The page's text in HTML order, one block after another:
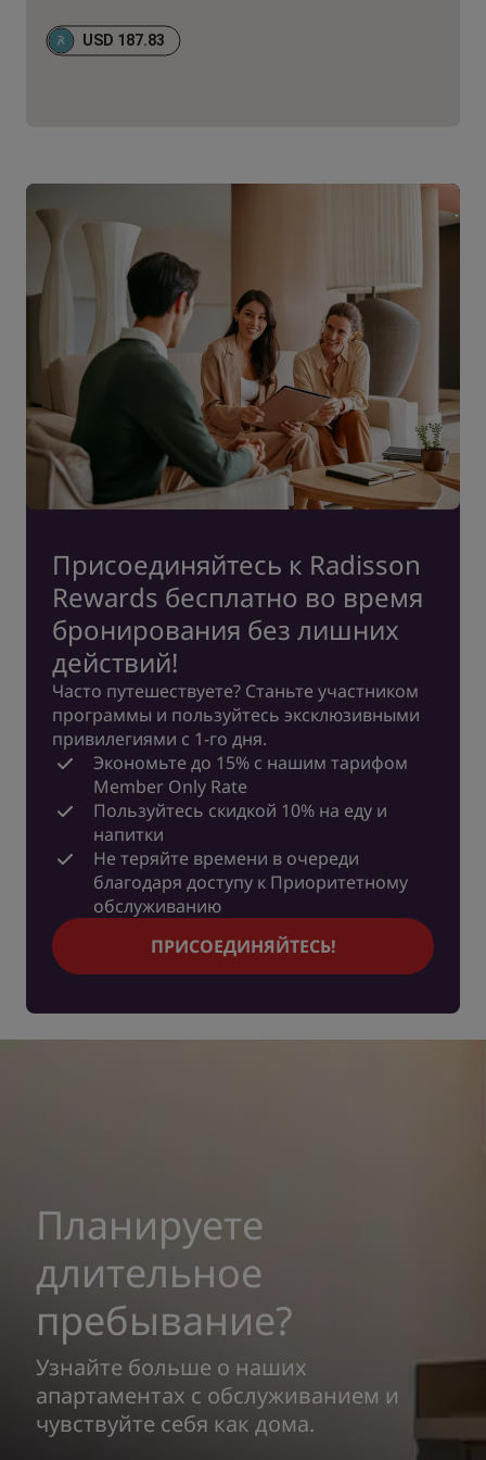
USD 187.83
Присоединяйтесь к Radisson
Rewards бесплатно во время
бронирования без лишних
действий!
Часто путешествуете? Станьте участником
программы и пользуйтесь эксклюзивными
привилегиями с 1-го дня.
Экономьте до 15% с нашим тарифом
Member Only Rate
Пользуйтесь скидкой 10% на еду и
напитки
Не теряйте времени в очереди
благодаря доступу к Приоритетному
обслуживанию
ПРИСОЕДИНЯЙТЕСЬ!
Планируете
длительное
пребывание?
Узнайте больше о наших
апартаментах с обслуживанием и
чувствуйте себя как дома.